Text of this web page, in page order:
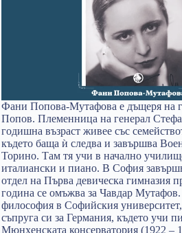
Фани Попова-Мутафова е дъщеря на
Попов. Племенница на генерал
годишна възраст живее със
където баща ѝ следва и завършва
Торино. Там тя учи в начално
италиански и пиано. В София
отдел на Първа девическа гимназия
година се омъжва за Чавдар Мутафов.
философия в Софийския
съпруга си за Германия, където учи
Мюнхенската консерватория (1922 –